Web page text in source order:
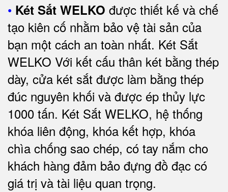
• Két Sắt WELKO được thiết kế và chế
tạo kiên cố nhằm bảo vệ tài sản của
bạn một cách an toàn nhất. Két Sắt
WELKO Với kết cấu thân két bằng thép
dày, cửa két sắt được làm bằng thép
đúc nguyên khối và được ép thủy lực
1000 tấn. Két Sắt WELKO, hệ thống
khóa liên động, khóa kết hợp, khóa
chìa chống sao chép, có tay nắm cho
khách hàng đảm bảo đựng đồ đạc có
giá trị và tài liệu quan trọng.